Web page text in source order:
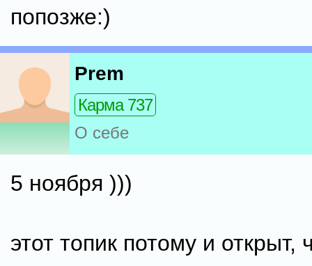
попозже:)
Prem
Карма 737
О себе
5 ноября )))
этот топик потому и открыт,